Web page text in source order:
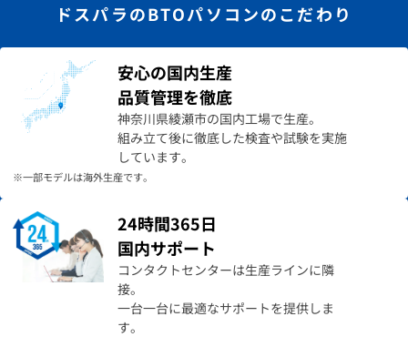
ドスパラのBTOパソコンのこだわり
安心の国内生産
品質管理を徹底
神奈川県綾瀬市の国内工場で生産。
組み立て後に徹底した検査や試験を実施
しています。
※一部モデルは海外生産です。
24時間365日
国内サポート
コンタクトセンターは生産ラインに隣
接。
一台一台に最適なサポートを提供しま
す。